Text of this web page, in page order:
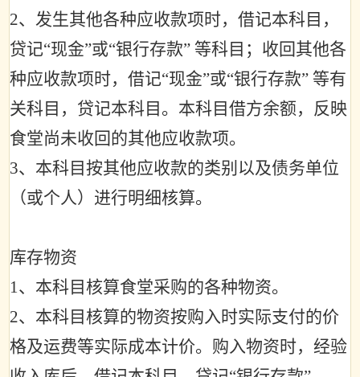
2、发生其他各种应收款项时，借记本科目，
贷记“现金”或“银行存款” 等科目；收回其他各
种应收款项时，借记“现金”或“银行存款” 等有
关科目，贷记本科目。本科目借方余额，反映
食堂尚未收回的其他应收款项。
3、本科目按其他应收款的类别以及债务单位
（或个人）进行明细核算。
库存物资
1、本科目核算食堂采购的各种物资。
2、本科目核算的物资按购入时实际支付的价
格及运费等实际成本计价。购入物资时，经验